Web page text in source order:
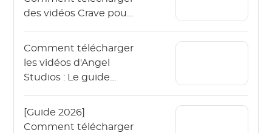
des vidéos Crave pour
?
Comment télécharger
les vidéos d'Angel
Studios : Le guide
[Guide 2026]
Comment télécharger